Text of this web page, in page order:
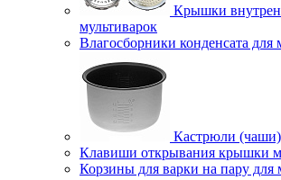
Крышки
мультиварок
Влагосборники конденсата для
Кастрюли (чаши)
Клавиши открывания крышки
Корзины для варки на пару для